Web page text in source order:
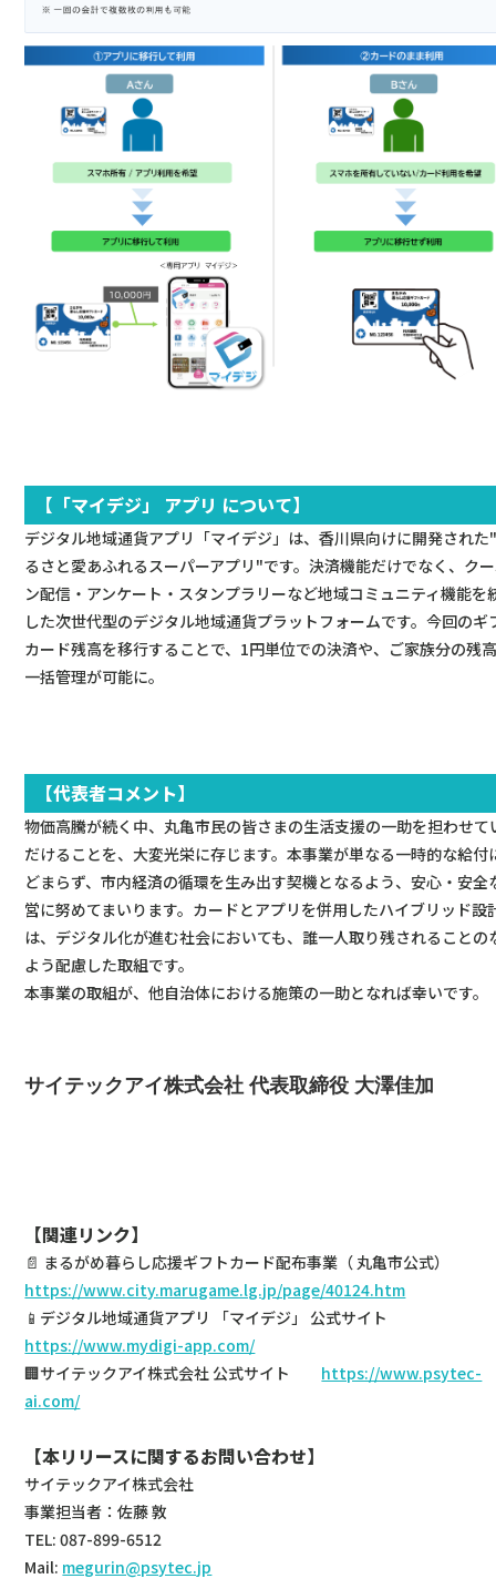
【「マイデジ」 アプリ について】
デジタル地域通貨アプリ「マイデジ」は、香川県向けに開発された
るさと愛あふれるスーパーアプリ"です。決済機能だけでなく、ク
ン配信・アンケート・スタンプラリーなど地域コミュニティ機能を
した次世代型のデジタル地域通貨プラットフォームです。今回のギ
カード残高を移行することで、1円単位での決済や、ご家族分の残
一括管理が可能に。
【代表者コメント】
物価高騰が続く中、丸亀市民の皆さまの生活支援の一助を担わせて
だけることを、大変光栄に存じます。本事業が単なる一時的な給付
どまらず、市内経済の循環を生み出す契機となるよう、安心・安全
営に努めてまいります。カードとアプリを併用したハイブリッド設
は、デジタル化が進む社会においても、誰一人取り残されることの
よう配慮した取組です。
本事業の取組が、他自治体における施策の一助となれば幸いです。
サイテックアイ株式会社 代表取締役 大澤佳加
【関連リンク】
📄 まるがめ暮らし応援ギフトカード配布事業（ 丸亀市公式）
https://www.city.marugame.lg.jp/page/40124.htm
📱デジタル地域通貨アプリ 「マイデジ」 公式サイト
https://www.mydigi-app.com/
🏢サイテックアイ株式会社 公式サイト https://www.psytec-
ai.com/
【本リリースに関するお問い合わせ】
サイテックアイ株式会社
事業担当者：佐藤 敦
TEL: 087-899-6512
Mail: megurin@psytec.jp